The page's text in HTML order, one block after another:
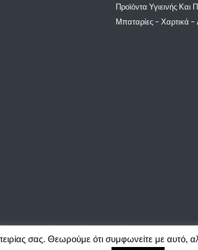
Προϊόντα Υγιεινής Και
Μπαταρίες - Χαρτικά -
σας. Θεωρούμε ότι συμφωνείτε με αυτό,